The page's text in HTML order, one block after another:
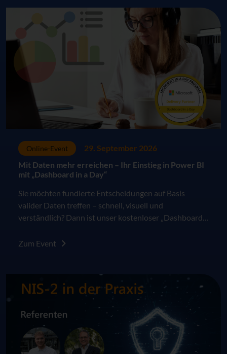
Online-Event
29. September 2026
Mit Daten mehr erreichen – Ihr Einstieg in Power BI
mit „Dashboard in a Day“
Sie möchten fundierte Entscheidungen auf Basis
valider Daten treffen – schnell, visuell und
verständlich? Dann ist unser kostenloser „Dashboard
Zum Event